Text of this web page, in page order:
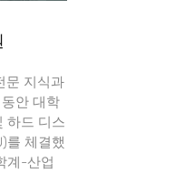
문 지식과
안 대학
하드 디스
를 체결했
계-산업